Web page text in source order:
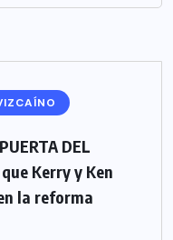
DEL
Kerry y Ken
la reforma